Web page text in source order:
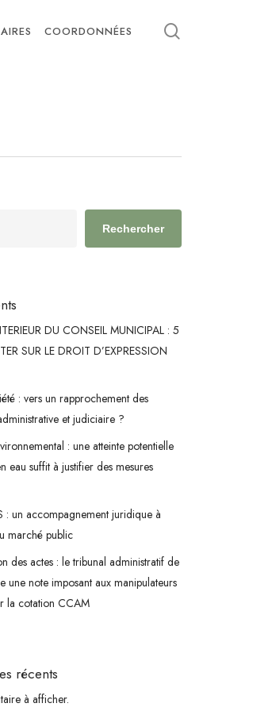
COORDONNÉES
Rechercher
DU CONSEIL MUNICIPAL : 5
SUR LE DROIT D’EXPRESSION
: vers un rapprochement des
et judiciaire ?
: une atteinte potentielle
eau suffit à justifier des mesures
: un accompagnement juridique à
marché public
des actes : le tribunal administratif de
une note imposant aux manipulateurs
la cotation CCAM
récents
à afficher.